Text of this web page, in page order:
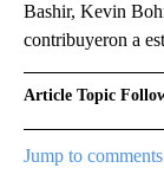
Bashir, Kevin
contribuyeron a
Article Topic
Jump to